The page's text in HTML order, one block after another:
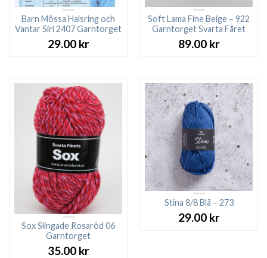
Barn Mössa Halsring och
Vantar Siri 2407 Garntorget
29.00 kr
Soft Lama Fine Beige – 922
Garntorget Svarta Fåret
89.00 kr
Sox Slingade Rosaröd 06
Garntorget
35.00 kr
Stina 8/8 Blå – 273
29.00 kr